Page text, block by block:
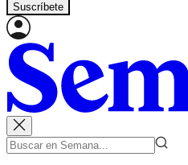
Suscríbete